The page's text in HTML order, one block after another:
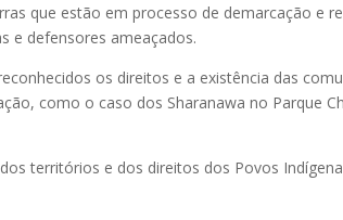
que estão em processo de demarcação e
e defensores ameaçados.
os direitos e a existência das
como o caso dos Sharanawa no Parque
territórios e dos direitos dos Povos